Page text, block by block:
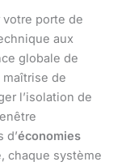
votre porte de
aux
globale de
de
l’isolation de
d’économies
chaque système